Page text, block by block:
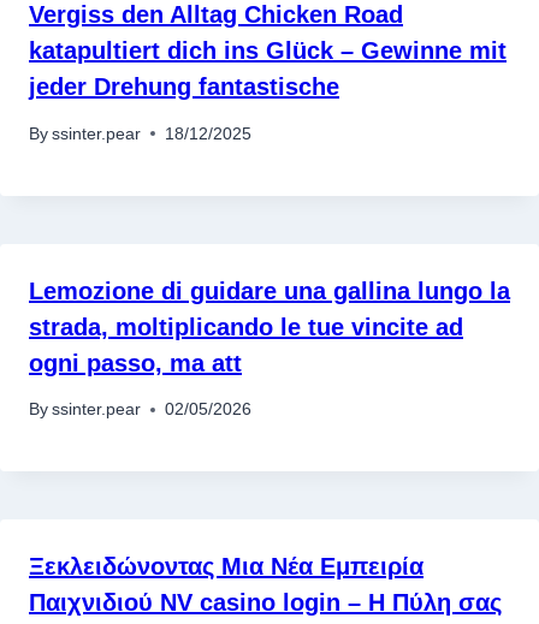
Vergiss den Alltag Chicken Road
katapultiert dich ins Glück – Gewinne mit
jeder Drehung fantastische
By ssinter.pear 18/12/2025
Lemozione di guidare una gallina lungo la
strada, moltiplicando le tue vincite ad
ogni passo, ma att
By ssinter.pear 02/05/2026
Ξεκλειδώνοντας Μια Νέα Εμπειρία
Παιχνιδιού NV casino login – Η Πύλη σας